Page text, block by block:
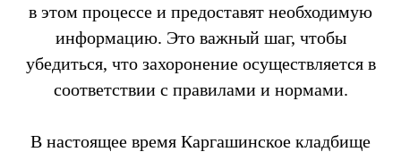
в этом процессе и предоставят необходимую
информацию. Это важный шаг, чтобы
убедиться, что захоронение осуществляется в
соответствии с правилами и нормами.
В настоящее время Каргашинское кладбище